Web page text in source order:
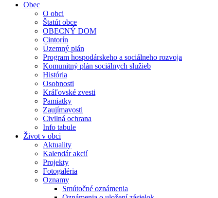
Obec
O obci
Štatút obce
OBECNÝ DOM
Cintorín
Územný plán
Program hospodárskeho a sociálneho rozvoja
Komunitný plán sociálnych služieb
História
Osobnosti
Kráľovské zvesti
Pamiatky
Zaujímavosti
Civilná ochrana
Info tabule
Život v obci
Aktuality
Kalendár akcií
Projekty
Fotogaléria
Oznamy
Smútočné oznámenia